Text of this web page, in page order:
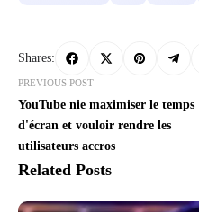
Shares:
PREVIOUS POST
YouTube nie maximiser le temps
d'écran et vouloir rendre les
utilisateurs accros
Related Posts